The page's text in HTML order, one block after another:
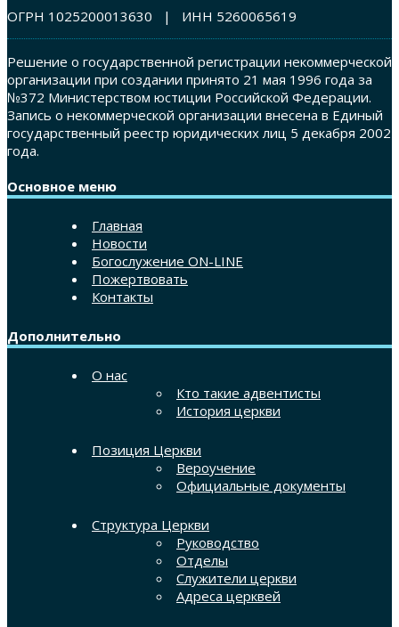
ОГРН 1025200013630 | ИНН 5260065619
Решение о государственной регистрации некоммерческой
организации при создании принято 21 мая 1996 года за
№372 Министерством юстиции Российской Федерации.
Запись о некоммерческой организации внесена в Единый
государственный реестр юридических лиц 5 декабря 2002
года.
Основное меню
Главная
Новости
Богослужение ON-LINE
Пожертвовать
Контакты
Дополнительно
О нас
Кто такие адвентисты
История церкви
Позиция Церкви
Вероучение
Официальные документы
Структура Церкви
Руководство
Отделы
Служители церкви
Адреса церквей